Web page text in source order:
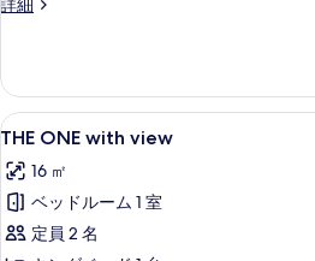
の
を
表
示
す
る
詳細
細
THE
ONE
with
view
の
低刺
9
THE ONE with view
16 ㎡
ベッドルーム 1 室
定員 2 名